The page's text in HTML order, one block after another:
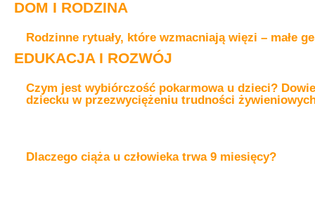
DOM I RODZINA
Rodzinne rytuały, które wzmacniają więzi – małe
EDUKACJA I ROZWÓJ
Czym jest wybiórczość pokarmowa u dzieci?
dziecku w przezwyciężeniu trudności
Dlaczego ciąża u człowieka trwa 9 miesięcy?